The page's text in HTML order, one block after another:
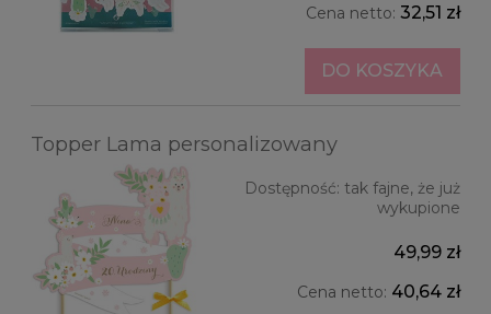
Cena netto: 32,51 zł
DO KOSZYKA
Topper Lama personalizowany
Dostępność: tak fajne, że już
wykupione
49,99 zł
Cena netto: 40,64 zł